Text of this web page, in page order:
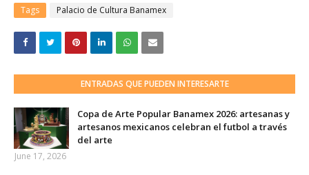
Tags Palacio de Cultura Banamex
ENTRADAS QUE PUEDEN INTERESARTE
Copa de Arte Popular Banamex 2026: artesanas y
artesanos mexicanos celebran el futbol a través
del arte
June 17, 2026